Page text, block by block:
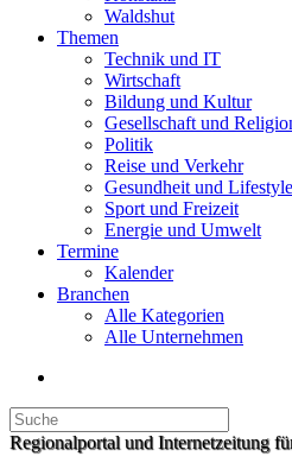
Waldshut
Themen
Technik und IT
Wirtschaft
Bildung und Kultur
Gesellschaft und
Politik
Reise und Verkehr
Gesundheit und Lifestyle
Sport und Freizeit
Energie und Umwelt
Termine
Kalender
Branchen
Alle Kategorien
Alle Unternehmen
Regionalportal und Internetzeitung